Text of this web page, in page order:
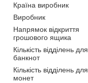
Країна виробник
Виробник
Напрямок відкриття
грошового ящика
Кількість відділень для
банкнот
Кількість відділень для
монет